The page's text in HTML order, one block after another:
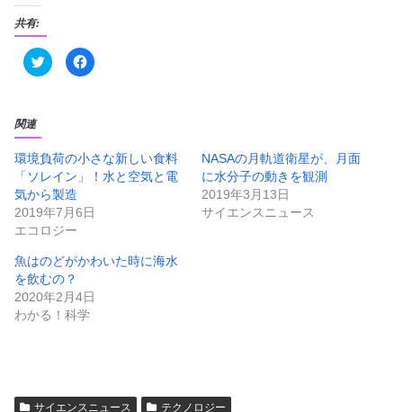
共有:
ク
リ
t
t
e
r
で
共
有
(
し
い
ウ
ィ
ン
ド
ウ
F
a
共
有
す
は
ク
ク
し
だ
さ
い
ン
ド
関連
環境負荷の小さな新しい食料
「ソレイン」！水と空気と電
気から製造
2019年7月6日
エコロジー
NASAの月軌道衛星が、月面
に水分子の動きを観測
2019年3月13日
サイエンスニュース
魚はのどがかわいた時に海水
を飲むの？
2020年2月4日
わかる！科学
サイエンスニュース テクノロジー